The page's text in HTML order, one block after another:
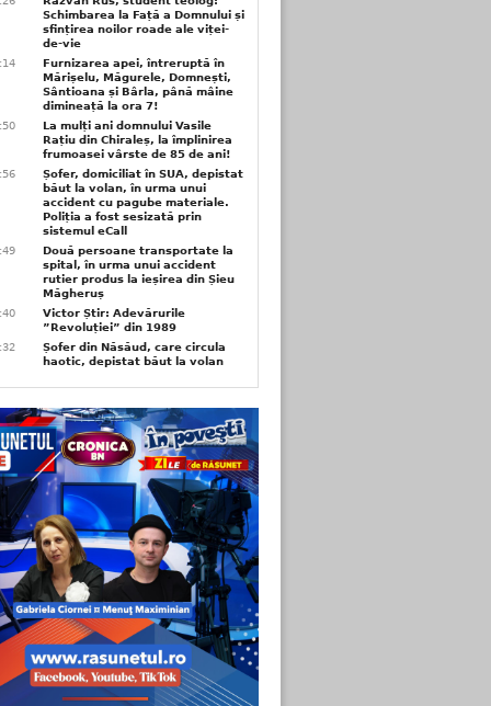
Schimbarea la Față a Domnului și
sfințirea noilor roade ale viței-
de-vie
Furnizarea apei, întreruptă în
Mărișelu, Măgurele, Domnești,
Sântioana și Bârla, până mâine
dimineață la ora 7!
La mulți ani domnului Vasile
Rațiu din Chiraleș, la împlinirea
frumoasei vârste de 85 de ani!
Șofer, domiciliat în SUA, depistat
băut la volan, în urma unui
accident cu pagube materiale.
Poliția a fost sesizată prin
sistemul eCall
Două persoane transportate la
spital, în urma unui accident
rutier produs la ieșirea din Șieu
Măgheruș
Victor Știr: Adevărurile
”Revoluției” din 1989
Șofer din Năsăud, care circula
haotic, depistat băut la volan